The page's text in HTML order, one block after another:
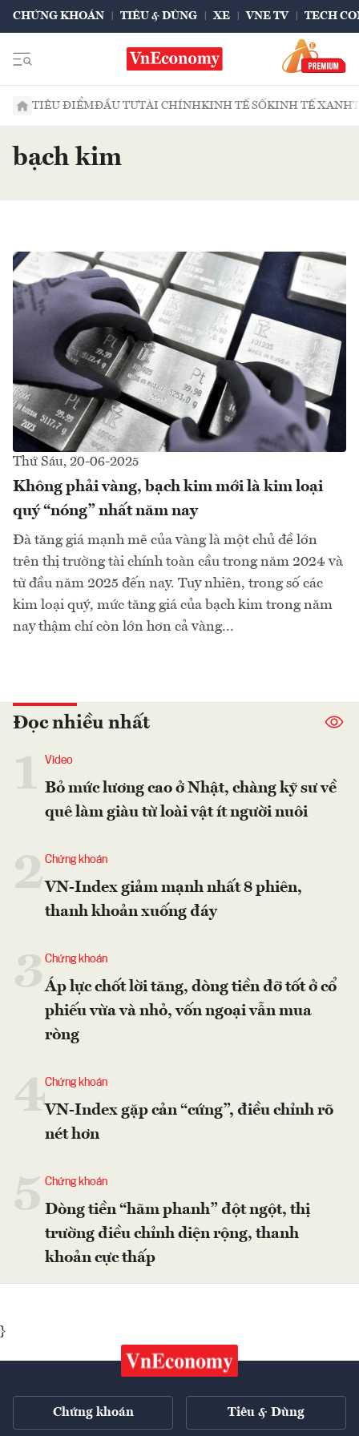
CHỨNG KHOÁN TIÊU & DÙNG XE VNE TV TECH
TIÊU ĐIỂMĐẦU TƯTÀI CHÍNHKINH TẾ SỐKINH TẾ XANH
bạch kim
Thứ Sáu, 20-06-2025
Không phải vàng, bạch kim mới là kim loại
quý “nóng” nhất năm nay
Đà tăng giá mạnh mẽ của vàng là một chủ đề lớn
trên thị trường tài chính toàn cầu trong năm 2024 và
từ đầu năm 2025 đến nay. Tuy nhiên, trong số các
kim loại quý, mức tăng giá của bạch kim trong năm
nay thậm chí còn lớn hơn cả vàng...
Đọc nhiều nhất
Video
Bỏ mức lương cao ở Nhật, chàng kỹ sư về
quê làm giàu từ loài vật ít người nuôi
2Chứng khoán
VN-Index giảm mạnh nhất 8 phiên,
thanh khoản xuống đáy
Chứng khoán
Áp lực chốt lời tăng, dòng tiền đỡ tốt ở cổ
phiếu vừa và nhỏ, vốn ngoại vẫn mua
ròng
4Chứng khoán
VN-Index gặp cản “cứng”, điều chỉnh rõ
nét hơn
Chứng khoán
Dòng tiền “hãm phanh” đột ngột, thị
trường điều chỉnh diện rộng, thanh
khoản cực thấp
}
Chứng khoán Tiêu & Dùng